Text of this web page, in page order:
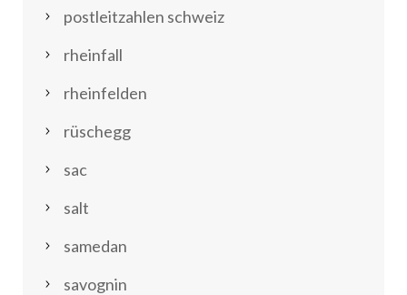
postleitzahlen schweiz
rheinfall
rheinfelden
rüschegg
sac
salt
samedan
savognin